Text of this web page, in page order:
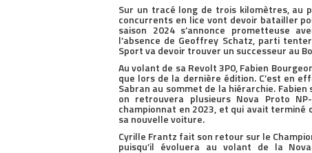
Sur un tracé long de trois kilomètres, au
concurrents en lice vont devoir batailler
saison 2024 s’annonce prometteuse
l’absence de Geoffrey Schatz, parti
Sport va devoir trouver un successeur au
Au volant de sa Revolt 3P0, Fabien
que lors de la dernière édition. C’est en
Sabran au sommet de la hiérarchie.
on retrouvera plusieurs Nova Proto
championnat en 2023, et qui avait terminé
sa nouvelle voiture.
Cyrille Frantz fait son retour sur le
puisqu’il évoluera au volant de la